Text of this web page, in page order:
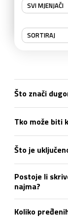
SVI MJENJAČI
SORTIRAJ
Što znači
Tko može biti
Što je
Postoje li
najma?
Koliko